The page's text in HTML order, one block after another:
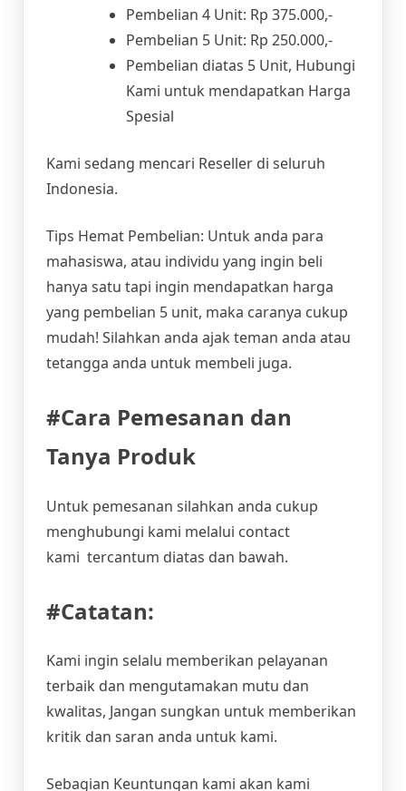
Pembelian 4 Unit: Rp 375.000,-
Pembelian 5 Unit: Rp 250.000,-
Pembelian diatas 5 Unit, Hubungi
Kami untuk mendapatkan Harga
Spesial
Kami sedang mencari Reseller di seluruh
Indonesia.
Tips Hemat Pembelian: Untuk anda para
mahasiswa, atau individu yang ingin beli
hanya satu tapi ingin mendapatkan harga
yang pembelian 5 unit, maka caranya cukup
mudah! Silahkan anda ajak teman anda atau
tetangga anda untuk membeli juga.
#Cara Pemesanan dan
Tanya Produk
Untuk pemesanan silahkan anda cukup
menghubungi kami melalui contact
kami tercantum diatas dan bawah.
#Catatan:
Kami ingin selalu memberikan pelayanan
terbaik dan mengutamakan mutu dan
kwalitas, Jangan sungkan untuk memberikan
kritik dan saran anda untuk kami.
Sebagian Keuntungan kami akan kami